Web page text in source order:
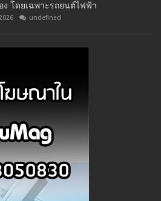
ง โดยเฉพาะรถยนต์ไฟฟ้า
undefined